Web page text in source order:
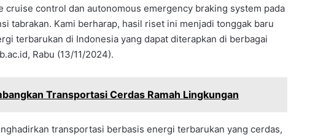
control dan autonomous emergency braking system pada
tabrakan. Kami berharap, hasil riset ini menjadi tonggak baru
terbarukan di Indonesia yang dapat diterapkan di berbagai
Rabu (13/11/2024).
Transportasi Cerdas Ramah Lingkungan
transportasi berbasis energi terbarukan yang cerdas,